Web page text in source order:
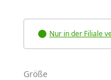
Nur in der Filiale
Größe